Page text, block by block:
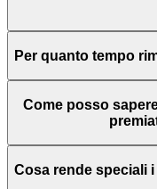
Per quanto tempo
Come posso
Cosa rende speciali